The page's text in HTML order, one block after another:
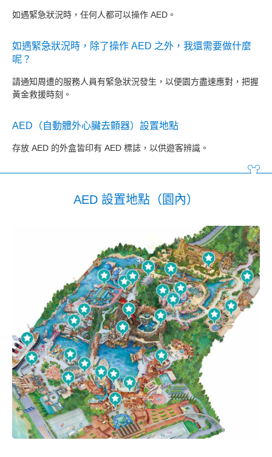
如遇緊急狀況時，任何人都可以操作 AED。
如遇緊急狀況時，除了操作 AED 之外，我還需要做什麼
呢？
請通知周遭的服務人員有緊急狀況發生，以便園方盡速應對，把握
黃金救援時刻。
AED（自動體外心臟去顫器）設置地點
存放 AED 的外盒皆印有 AED 標誌，以供遊客辨識。
AED 設置地點（園內）